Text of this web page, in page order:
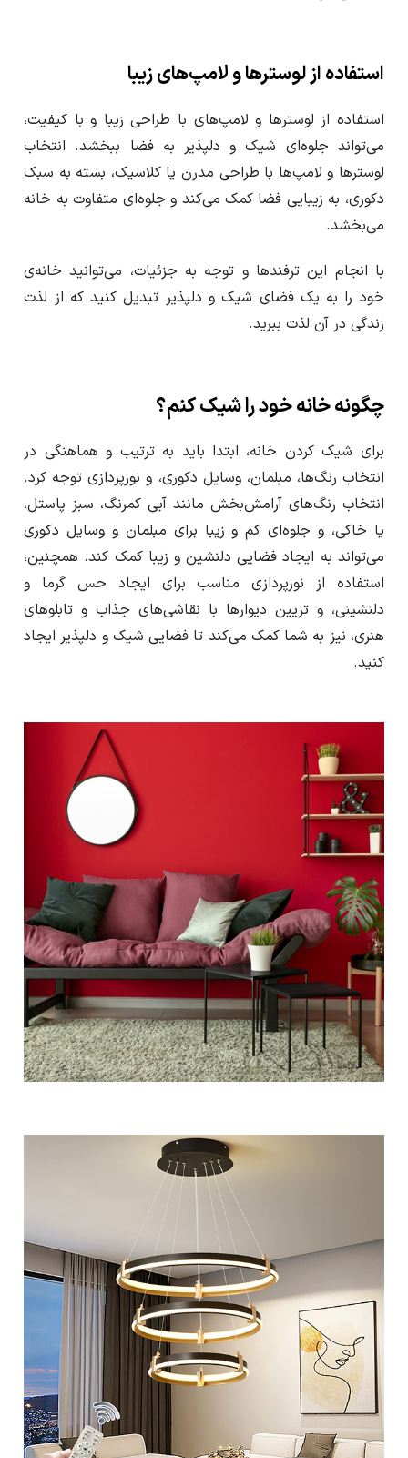
استفاده از لوسترها و لامپ‌های زیبا
استفاده از لوسترها و لامپ‌های با طراحی زیبا و با کیفیت،
می‌تواند جلوه‌ای شیک و دلپذیر به فضا ببخشد. انتخاب
لوسترها و لامپ‌ها با طراحی مدرن یا کلاسیک، بسته به سبک
دکوری، به زیبایی فضا کمک می‌کند و جلوه‌ای متفاوت به خانه
می‌بخشد.
با انجام این ترفندها و توجه به جزئیات، می‌توانید خانه‌ی
خود را به یک فضای شیک و دلپذیر تبدیل کنید که از لذت
زندگی در آن لذت ببرید.
چگونه خانه خود را شیک کنم؟
برای شیک کردن خانه، ابتدا باید به ترتیب و هماهنگی در
انتخاب رنگ‌ها، مبلمان، وسایل دکوری، و نورپردازی توجه کرد.
انتخاب رنگ‌های آرامش‌بخش مانند آبی کمرنگ، سبز پاستل،
یا خاکی، و جلوه‌ای کم و زیبا برای مبلمان و وسایل دکوری
می‌تواند به ایجاد فضایی دلنشین و زیبا کمک کند. همچنین،
استفاده از نورپردازی مناسب برای ایجاد حس گرما و
دلنشینی، و تزیین دیوارها با نقاشی‌های جذاب و تابلوهای
هنری، نیز به شما کمک می‌کند تا فضایی شیک و دلپذیر ایجاد
کنید.